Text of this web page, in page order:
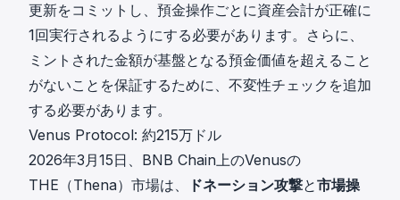
更新をコミットし、預金操作ごとに資産会計が正確に
1回実行されるようにする必要があります。さらに、
ミントされた金額が基盤となる預金価値を超えること
がないことを保証するために、不変性チェックを追加
する必要があります。
Venus Protocol: 約215万ドル
2026年3月15日、BNB Chain上のVenusの
THE（Thena）市場は、
ドネーション攻撃と市場操